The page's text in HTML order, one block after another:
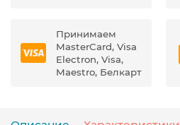
Принимаем
MasterCard, Visa
Electron, Visa,
Maestro, Белкарт